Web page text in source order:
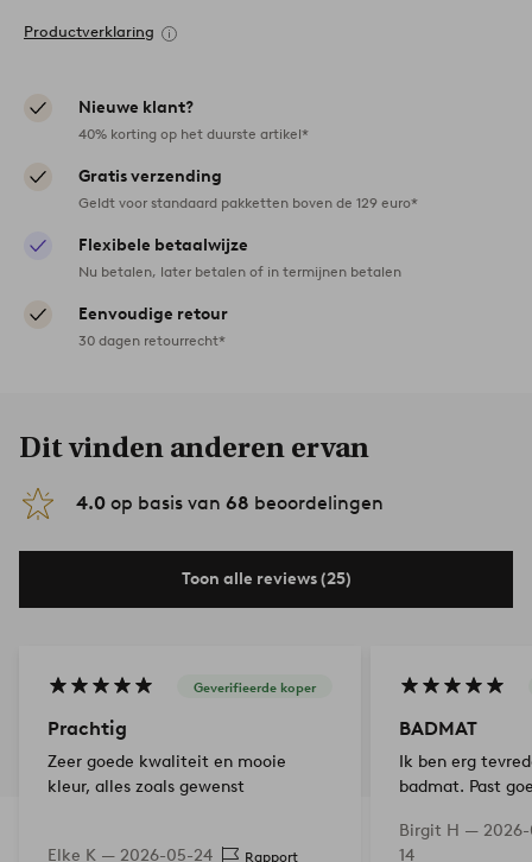
Productverklaring
Nieuwe klant?
40% korting op het duurste artikel*
Gratis verzending
Geldt voor standaard pakketten boven de 129 euro*
Flexibele betaalwijze
Nu betalen, later betalen of in termijnen betalen
Eenvoudige retour
30 dagen retourrecht*
Dit vinden anderen ervan
4.0 op basis van 68 beoordelingen
Toon alle reviews (25)
Geverifieerde koper
Prachtig
Zeer goede kwaliteit en mooie
kleur, alles zoals gewenst
Elke K — 2026-05-24 Rapport
BADMAT
Ik ben erg
badmat. Past
gekocht heb!
Birgit H —
14